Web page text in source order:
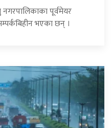
पूर्वमेयर
भएका छन् ।